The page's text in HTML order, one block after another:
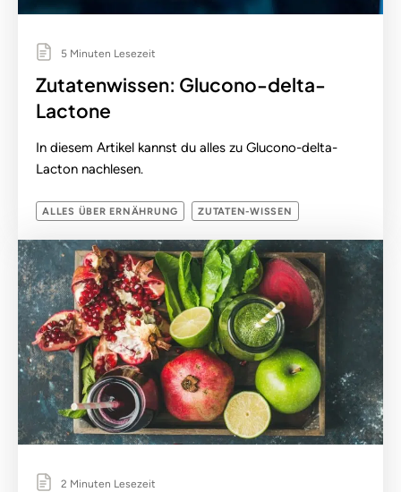
5 Minuten Lesezeit
Zutatenwissen: Glucono-delta-
Lactone
In diesem Artikel kannst du alles zu Glucono-delta-
Lacton nachlesen.
ALLES ÜBER ERNÄHRUNG ZUTATEN-WISSEN
2 Minuten Lesezeit